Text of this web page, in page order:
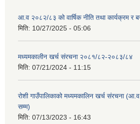
आ.व २०८२/८३ को वार्षिक नीति तथा कार्यक्रम र
मिति: 10/27/2025 - 05:06
मध्यमकालीन खर्च संरचना २०८१/८२-२०८३/८४
मिति: 07/21/2024 - 11:15
रोशी गाउँपालिकाको मध्यमकालिन खर्च संरचना
सम्म)
मिति: 07/13/2023 - 16:43